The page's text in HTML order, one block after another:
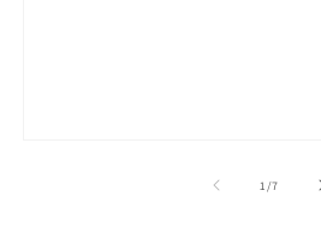
1 /von
7